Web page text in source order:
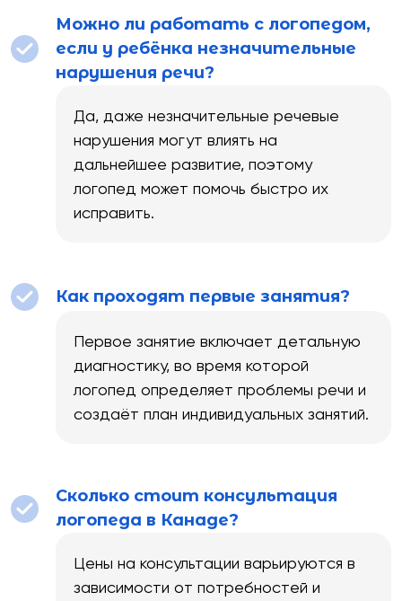
Можно ли работать с логопедом,
если у ребёнка незначительные
нарушения речи?
Да, даже незначительные речевые
нарушения могут влиять на
дальнейшее развитие, поэтому
логопед может помочь быстро их
исправить.
Как проходят первые занятия?
Первое занятие включает детальную
диагностику, во время которой
логопед определяет проблемы речи и
создаёт план индивидуальных занятий.
Сколько стоит консультация
логопеда в Канаде?
Цены на консультации варьируются в
зависимости от потребностей и